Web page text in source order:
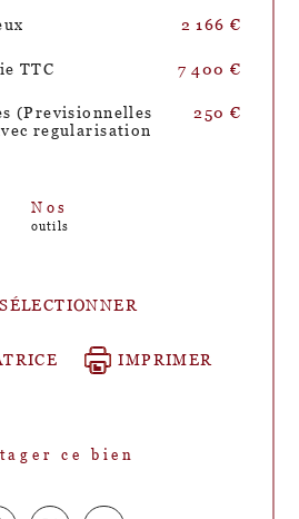
2 166 €
TTC 7 400 €
(Previsionnelles
regularisation
250 €
Nos
outils
SÉLECTIONNER
IMPRIMER
ce bien